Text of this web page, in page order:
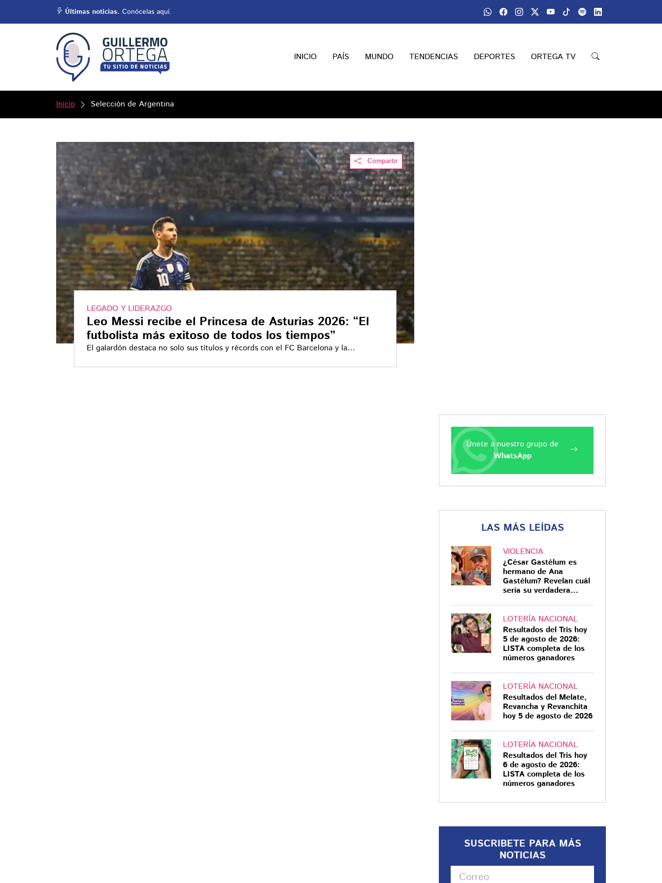
Últimas noticias. Conócelas aquí.
INICIO PAÍS MUNDO TENDENCIAS DEPORTES ORTEGA TV
Inicio Selección de Argentina
Compartir
LEGADO Y LIDERAZGO
Leo Messi recibe el Princesa de Asturias 2026: “El
futbolista más exitoso de todos los tiempos”
El galardón destaca no solo sus títulos y récords con el FC Barcelona y la
Únete a nuestro grupo de
WhatsApp
LAS MÁS LEÍDAS
VIOLENCIA
¿César Gastélum es
hermano de Ana
Gastélum? Revelan cuál
sería su verdadera
LOTERÍA NACIONAL
Resultados del Tris hoy
5 de agosto de 2026:
LISTA completa de los
números ganadores
LOTERÍA NACIONAL
Resultados del Melate,
Revancha y Revanchita
hoy 5 de agosto de 2026
LOTERÍA NACIONAL
Resultados del Tris hoy
6 de agosto de 2026:
LISTA completa de los
números ganadores
SUSCRIBETE PARA MÁS
NOTICIAS